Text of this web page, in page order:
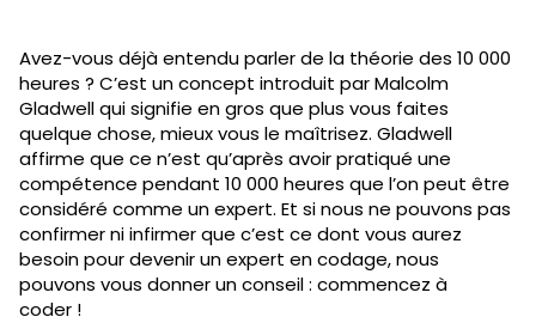
Avez-vous déjà entendu parler de la théorie des 10 000
heures ? C’est un concept introduit par Malcolm
Gladwell qui signifie en gros que plus vous faites
quelque chose, mieux vous le maîtrisez. Gladwell
affirme que ce n’est qu’après avoir pratiqué une
compétence pendant 10 000 heures que l’on peut être
considéré comme un expert. Et si nous ne pouvons pas
confirmer ni infirmer que c’est ce dont vous aurez
besoin pour devenir un expert en codage, nous
pouvons vous donner un conseil : commencez à
coder !